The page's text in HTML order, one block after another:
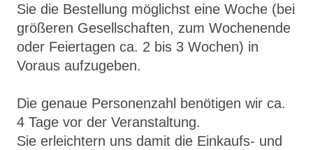
Sie die Bestellung möglichst eine Woche (bei
größeren Gesellschaften, zum Wochenende
oder Feiertagen ca. 2 bis 3 Wochen) in
Voraus aufzugeben.
Die genaue Personenzahl benötigen wir ca.
4 Tage vor der Veranstaltung.
Sie erleichtern uns damit die Einkaufs- und